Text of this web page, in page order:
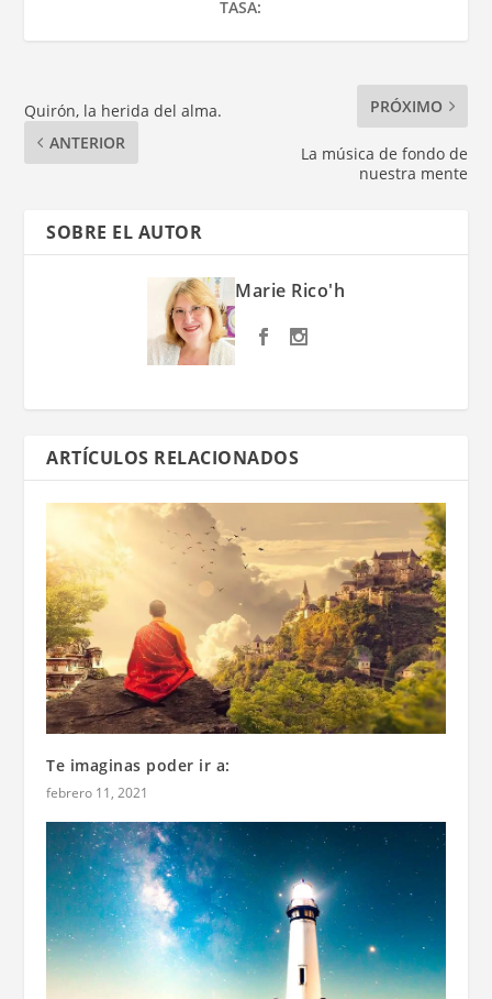
TASA:
Quirón, la herida del alma.
ANTERIOR
PRÓXIMO
La música de fondo de
nuestra mente
SOBRE EL AUTOR
Marie Rico'h
ARTÍCULOS RELACIONADOS
Te imaginas poder ir a:
febrero 11, 2021